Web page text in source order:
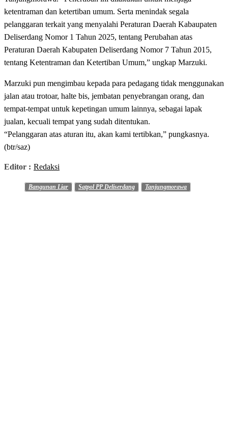
ketentraman dan ketertiban umum. Serta menindak segala
pelanggaran terkait yang menyalahi Peraturan Daerah Kabaupaten
Deliserdang Nomor 1 Tahun 2025, tentang Perubahan atas
Peraturan Daerah Kabupaten Deliserdang Nomor 7 Tahun 2015,
tentang Ketentraman dan Ketertiban Umum,” ungkap Marzuki.
Marzuki pun mengimbau kepada para pedagang tidak menggunakan
jalan atau trotoar, halte bis, jembatan penyebrangan orang, dan
tempat-tempat untuk kepetingan umum lainnya, sebagai lapak
jualan, kecuali tempat yang sudah ditentukan.
“Pelanggaran atas aturan itu, akan kami tertibkan,” pungkasnya.
(btr/saz)
Editor : Redaksi
Bangunan Liar Satpol PP Deliserdang Tanjungmorawa